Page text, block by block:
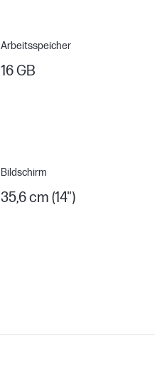
Arbeitsspeicher
16 GB
Bildschirm
35,6 cm (14")